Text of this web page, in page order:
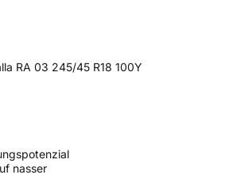
RA 03 245/45 R18 100Y
nasser